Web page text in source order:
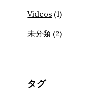
Videos (1)
未分類(2)
タグ